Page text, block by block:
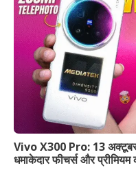
Vivo X300 Pro: 13 अक्टूबर
धमाकेदार फीचर्स और